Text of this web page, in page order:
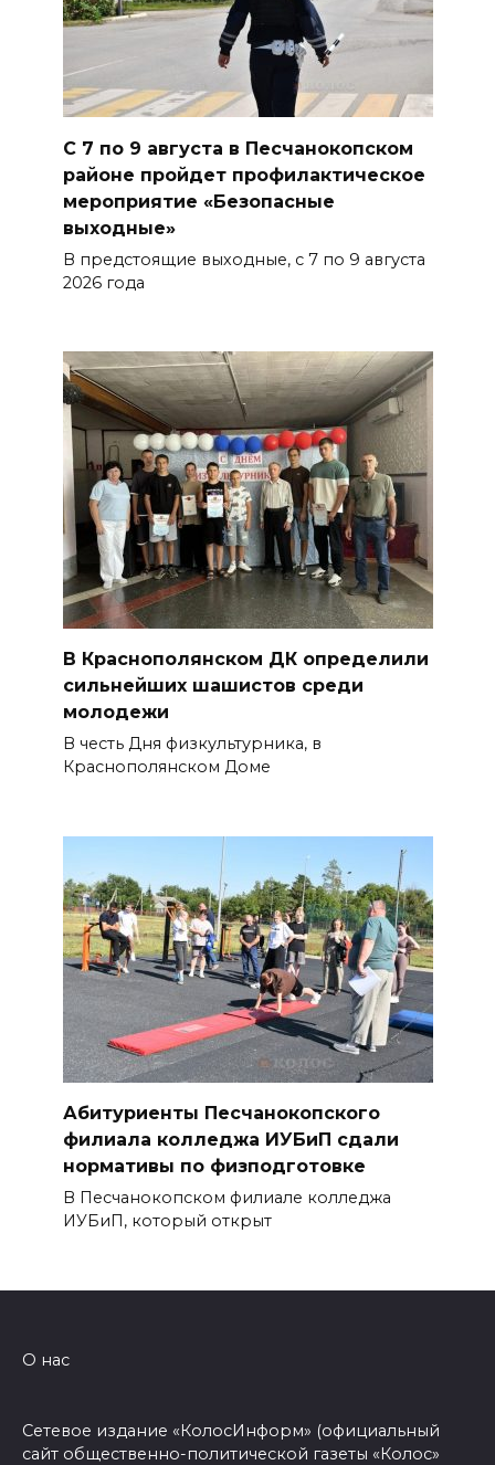
07 августа 2026 17:48
На Дону обсудили
взаимодействие участников
избирательного процесса в
период ЕДГ-2026
БОЛЬШЕ НОВОСТЕЙ
С 7 по 9 августа в Песчанокопском
районе пройдет профилактическое
мероприятие «Безопасные
выходные»
В предстоящие выходные, с 7 по 9 августа
2026 года
В Краснополянском ДК определили
сильнейших шашистов среди
молодежи
В честь Дня физкультурника, в
Краснополянском Доме
Абитуриенты Песчанокопского
филиала колледжа ИУБиП сдали
нормативы по физподготовке
В Песчанокопском филиале колледжа
ИУБиП, который открыт
О нас
Сетевое издание «КолосИнформ» (официальный
сайт общественно-политической газеты «Колос»